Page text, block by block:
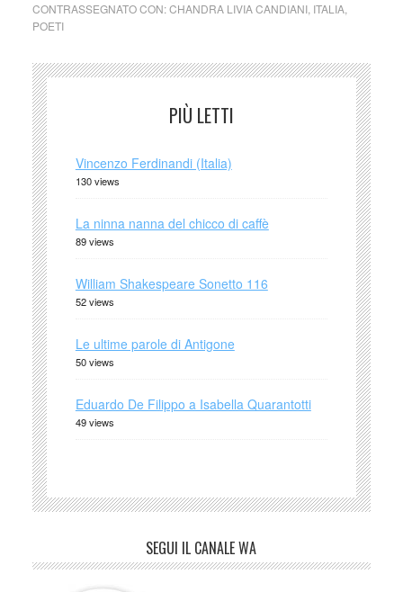
CONTRASSEGNATO CON:CHANDRA LIVIA CANDIANI, ITALIA,
POETI
PIÙ LETTI
Vincenzo Ferdinandi (Italia)
130 views
La ninna nanna del chicco di caffè
89 views
William Shakespeare Sonetto 116
52 views
Le ultime parole di Antigone
50 views
Eduardo De Filippo a Isabella Quarantotti
49 views
SEGUI IL CANALE WA